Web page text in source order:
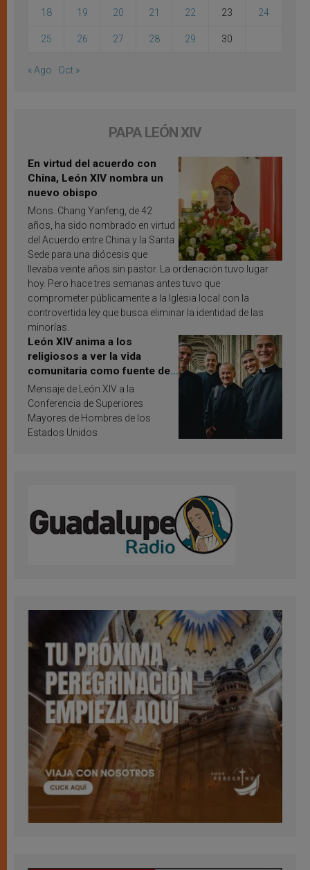
18 19 20 21 22 23 24
25 26 27 28 29 30
« Ago Oct »
PAPA LEÓN XIV
En virtud del acuerdo con
China, León XIV nombra un
nuevo obispo
Mons. Chang Yanfeng, de 42
años, ha sido nombrado en virtud
del Acuerdo entre China y la Santa
Sede para una diócesis que
llevaba veinte años sin pastor. La ordenación tuvo lugar
hoy. Pero hace tres semanas antes tuvo que
comprometer públicamente a la Iglesia local con la
controvertida ley que busca eliminar la identidad de las
minorías.
León XIV anima a los
religiosos a ver la vida
comunitaria como fuente de
inspiración y santificación
Mensaje de León XIV a la
Conferencia de Superiores
Mayores de Hombres de los
Estados Unidos